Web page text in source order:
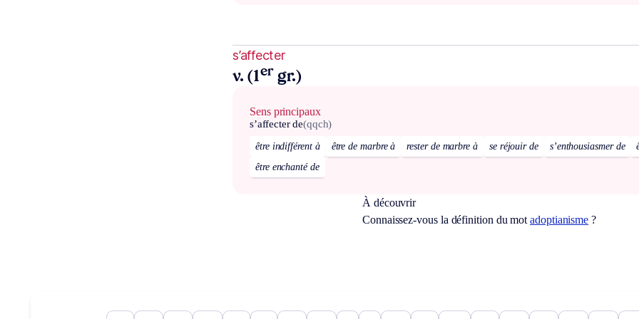
s’affecter
v. (1er gr.)
Sens principaux
s’affecter de(qqch)
être indifférent à être de marbre à rester de marbre à se réjouir de s’enthousiasmer de
être enchanté de
À découvrir
Connaissez-vous la définition du motadoptianisme ?